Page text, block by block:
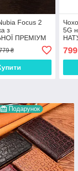
Focus 2
з
ПРЕМІУМ
магнітний
₴
5G
799
Подарунок